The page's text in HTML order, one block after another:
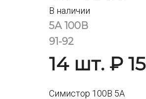
В наличии
5А 100В
91-92
14 шт. ₽ 15
Симистор 100В 5А